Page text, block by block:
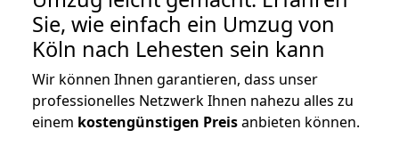
Sie, wie einfach ein Umzug von
Köln nach Lehesten sein kann
Wir können Ihnen garantieren, dass unser
professionelles Netzwerk Ihnen nahezu alles zu
einem kostengünstigen Preisanbieten können.